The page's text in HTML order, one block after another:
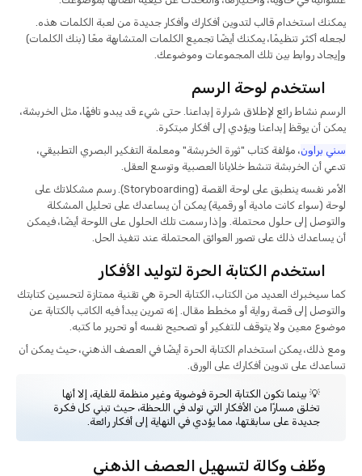
يمكنك استخدام قالب لتدوين أفكارك وأفكار جديدة من لعبة الكلمات هذه.
لجعله أكثر تنظيمًا، يمكنك أيضًا تجميع الكلمات المتشابهة معًا (بنك الكلمات)
وإيجاد روابط بين تلك المجموعات وموضوعك.
استخدم لوحة الرسم
الرسم نشاط رائع لإطلاق شرارة إبداعنا. حتى شيء قد يبدو تافهًا، مثل الخربشة،
يمكن أن يوقظ إبداعنا ويؤدي إلى أفكار مبتكرة.
سني براون، مؤلفة كتاب "ثورة الخربشة" ومعلمة التفكير البصري التطبيقي،
تدعي أن الخربشة تنشط خلايانا العصبية وتوسع العقل.
الأمر نفسه ينطبق على لوحة القصة (Storyboarding). رسم مشكلاتك على
لوحة (سواء كانت مادية أو رقمية) يمكن أن يساعدك على تحليل المشكلة
والتوصل إلى حلول محتملة. وإذا رسمت تلك الحلول على اللوحة أيضًا، فيمكن
أن يساعدك ذلك على تصور العوائق المحتملة عند تنفيذ الحل.
استخدم الكتابة الحرة لتوليد الأفكار
كما سيخبرك العديد من الكتاب، الكتابة الحرة هي تقنية ممتازة لتحسين كتابتك
والتوصل إلى قصة رواية أو مخطط مقال. إنه تمرين يبدأ فيه الكاتب بالكتابة عن
موضوع معين ولا يتوقف للتفكير أو تصحيح نفسه أو تحرير ما كتبه.
ومع ذلك، يمكن استخدام الكتابة الحرة أيضًا في العصف الذهني، حيث يمكن أن
تساعدك على تدوين أفكارك على الورق.
💡 بينما تكون الكتابة الحرة فوضوية وغير منظمة للغاية، إلا أنها
تخلق مسارًا من الأفكار التي تولد في اللحظة، حيث تبني كل فكرة
جديدة على سابقتها، مما يؤدي في النهاية إلى أفكار رائعة.
وظّف وكالة لتسهيل العصف الذهني